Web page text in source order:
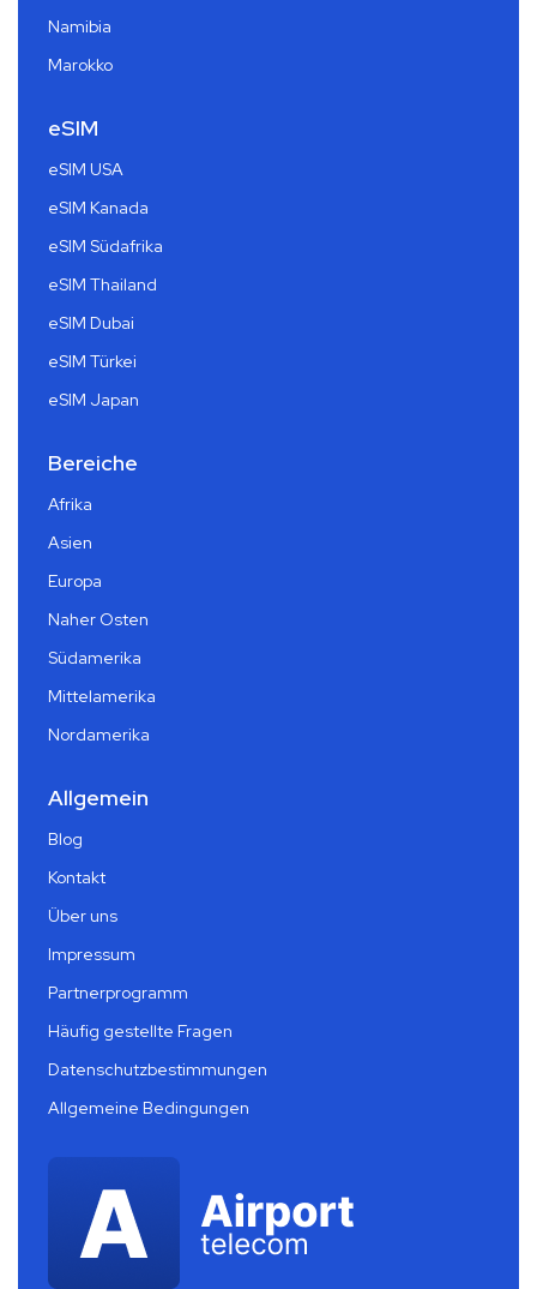
Namibia
Marokko
eSIM
eSIM USA
eSIM Kanada
eSIM Südafrika
eSIM Thailand
eSIM Dubai
eSIM Türkei
eSIM Japan
Bereiche
Afrika
Asien
Europa
Naher Osten
Südamerika
Mittelamerika
Nordamerika
Allgemein
Blog
Kontakt
Über uns
Impressum
Partnerprogramm
Häufig gestellte Fragen
Datenschutzbestimmungen
Allgemeine Bedingungen